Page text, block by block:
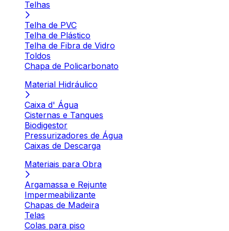
Telhas
Telha de PVC
Telha de Plástico
Telha de Fibra de Vidro
Toldos
Chapa de Policarbonato
Material Hidráulico
Caixa d' Água
Cisternas e Tanques
Biodigestor
Pressurizadores de Água
Caixas de Descarga
Materiais para Obra
Argamassa e Rejunte
Impermeabilizante
Chapas de Madeira
Telas
Colas para piso